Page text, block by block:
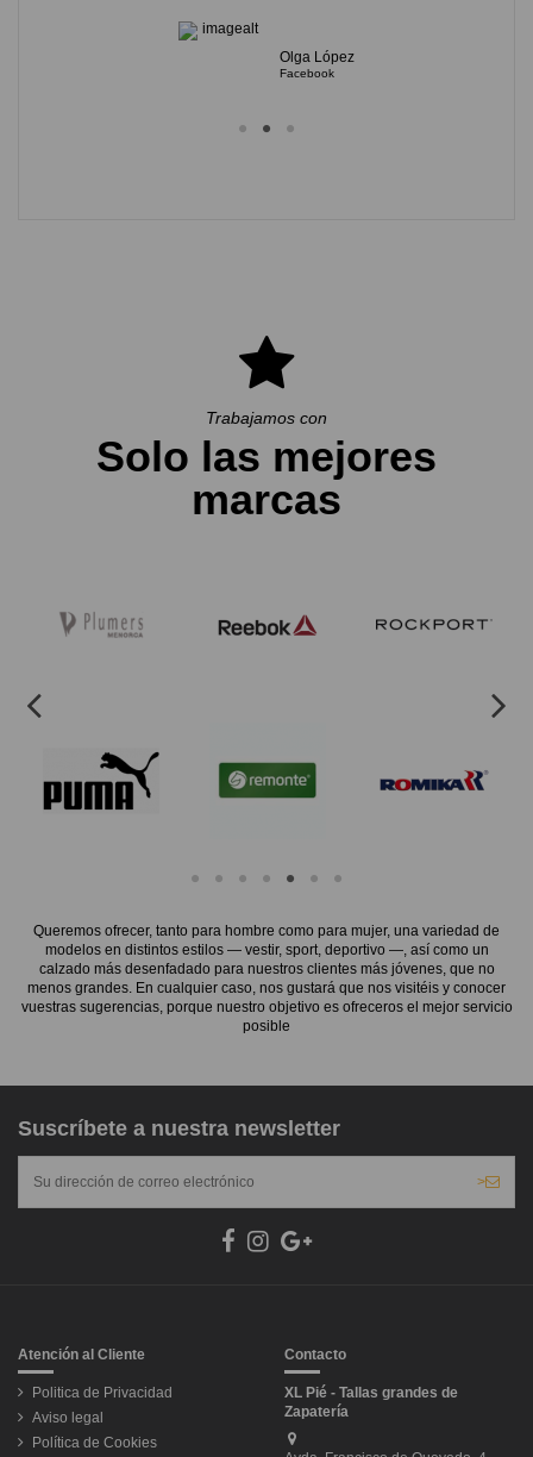
Olga López
Facebook
Trabajamos con
Solo las mejores
marcas
Queremos ofrecer, tanto para hombre como para mujer, una variedad de
modelos en distintos estilos — vestir, sport, deportivo —, así como un
calzado más desenfadado para nuestros clientes más jóvenes, que no
menos grandes. En cualquier caso, nos gustará que nos visitéis y conocer
vuestras sugerencias, porque nuestro objetivo es ofreceros el mejor servicio
posible
Suscríbete a nuestra newsletter
>
Atención al Cliente
Politica de Privacidad
Aviso legal
Política de Cookies
Contacto
XL Pié - Tallas grandes de
Zapatería